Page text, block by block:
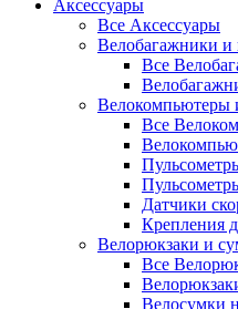
Аксессуары
Все Аксессуары
Велобагажники и
Все
Велокомпьютеры
Все
Датчики
Крепления
Велорюкзаки и
Все
Велосумки